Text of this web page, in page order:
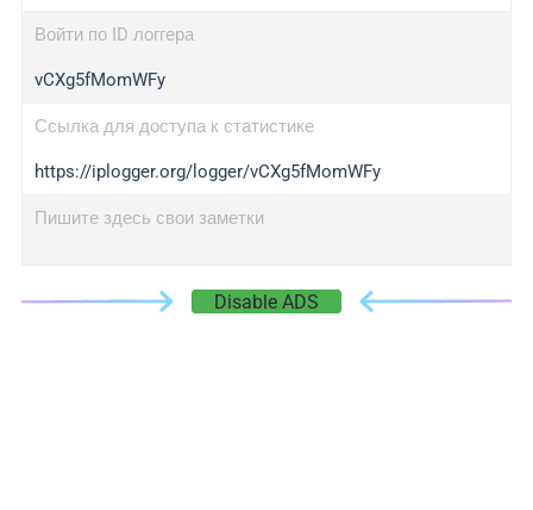
Войти по ID логгера
vCXg5fMomWFy
Ссылка для доступа к статистике
https://iplogger.org/logger/vCXg5fMomWFy
Пишите здесь свои заметки
Disable ADS